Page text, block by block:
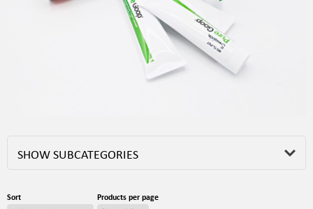
SHOW SUBCATEGORIES
Sort Products per page